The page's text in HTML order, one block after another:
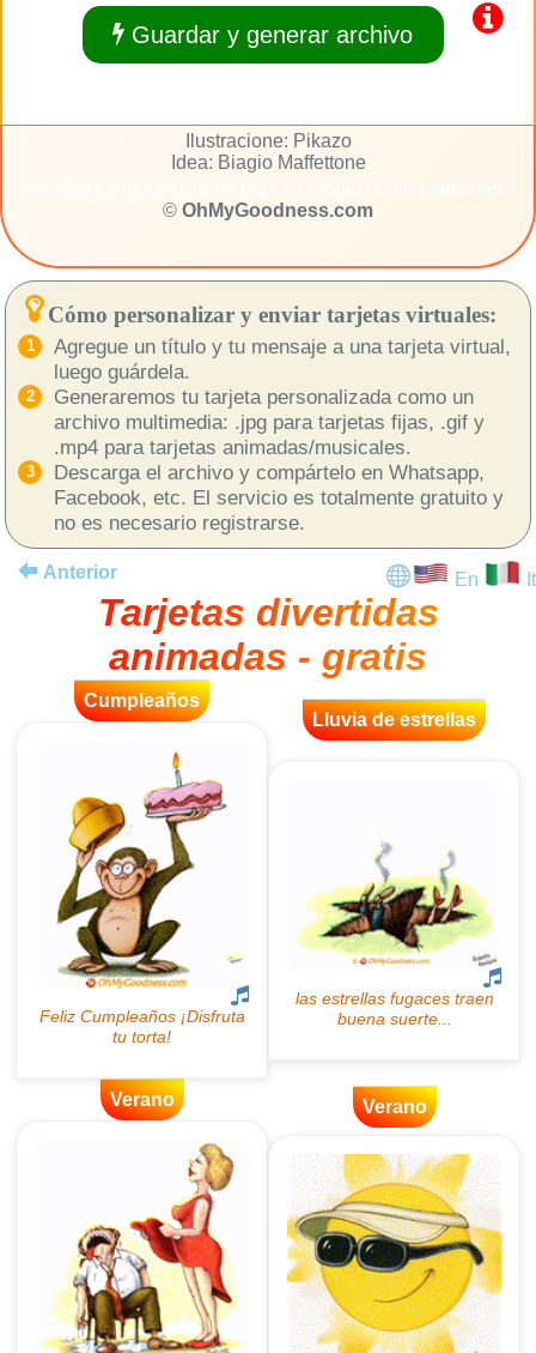
Guardar y generar archivo
Ilustracione: Pikazo
Idea: Biagio Maffettone
© OhMyGoodness.com
Cómo personalizar y enviar tarjetas virtuales:
Agregue un título y tu mensaje a una tarjeta virtual,
luego guárdela.
Generaremos tu tarjeta personalizada como un
archivo multimedia: .jpg para tarjetas fijas, .gif y
.mp4 para tarjetas animadas/musicales.
Descarga el archivo y compártelo en Whatsapp,
Facebook, etc. El servicio es totalmente gratuito y
no es necesario registrarse.
Anterior En It
Tarjetas divertidas
animadas - gratis
Cumpleaños
Lluvia de estrellas
Verano Verano